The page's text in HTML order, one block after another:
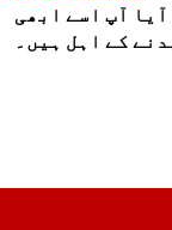
آپ اسے ابھی
کے اہل ہیں۔